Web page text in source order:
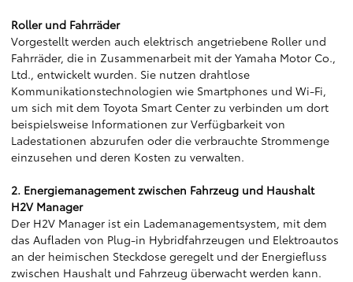
Roller und Fahrräder
Vorgestellt werden auch elektrisch angetriebene Roller und
Fahrräder, die in Zusammenarbeit mit der Yamaha Motor Co.,
Ltd., entwickelt wurden. Sie nutzen drahtlose
Kommunikationstechnologien wie Smartphones und Wi-Fi,
um sich mit dem Toyota Smart Center zu verbinden um dort
beispielsweise Informationen zur Verfügbarkeit von
Ladestationen abzurufen oder die verbrauchte Strommenge
einzusehen und deren Kosten zu verwalten.
2. Energiemanagement zwischen Fahrzeug und Haushalt
H2V Manager
Der H2V Manager ist ein Lademanagementsystem, mit dem
das Aufladen von Plug-in Hybridfahrzeugen und Elektroautos
an der heimischen Steckdose geregelt und der Energiefluss
zwischen Haushalt und Fahrzeug überwacht werden kann.